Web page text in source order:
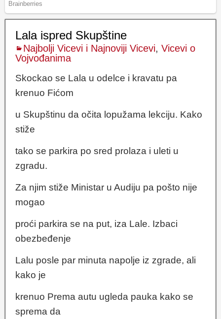
Lala ispred Skupštine
Najbolji Vicevi i Najnoviji Vicevi, Vicevi o
Vojvođanima
Skockao se Lala u odelce i kravatu pa
krenuo Fićom
u Skupštinu da očita lopužama lekciju. Kako
stiže
tako se parkira po sred prolaza i uleti u
zgradu.
Za njim stiže Ministar u Audiju pa pošto nije
mogao
proći parkira se na put, iza Lale. Izbaci
obezbeđenje
Lalu posle par minuta napolje iz zgrade, ali
kako je
krenuo Prema autu ugleda pauka kako se
sprema da